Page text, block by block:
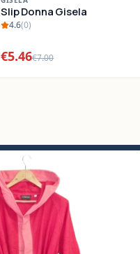
SALDI
Slip Donna Gisela
4.6(0)
€5.46€7.00